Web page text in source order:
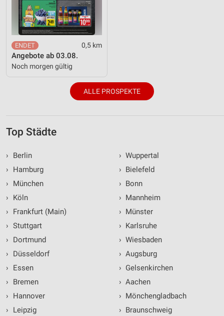
0,5 km
Angebote ab 03.08.
Noch morgen gültig
ALLE PROSPEKTE
Top Städte
›
Berlin
›
Hamburg
›
München
›
Köln
›
Frankfurt (Main)
› Stuttgart
›
Dortmund
›
Düsseldorf
›
Essen
›
Bremen
›
Hannover
›
Leipzig
› Wuppertal
› Bielefeld
› Bonn
› Mannheim
› Münster
› Karlsruhe
› Wiesbaden
› Augsburg
› Gelsenkirchen
› Aachen
› Mönchengladbach
› Braunschweig